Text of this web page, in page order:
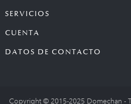
SERVICIOS
CUENTA
DATOS DE CONTACTO
Copyright © 2015-2025 Domechan -